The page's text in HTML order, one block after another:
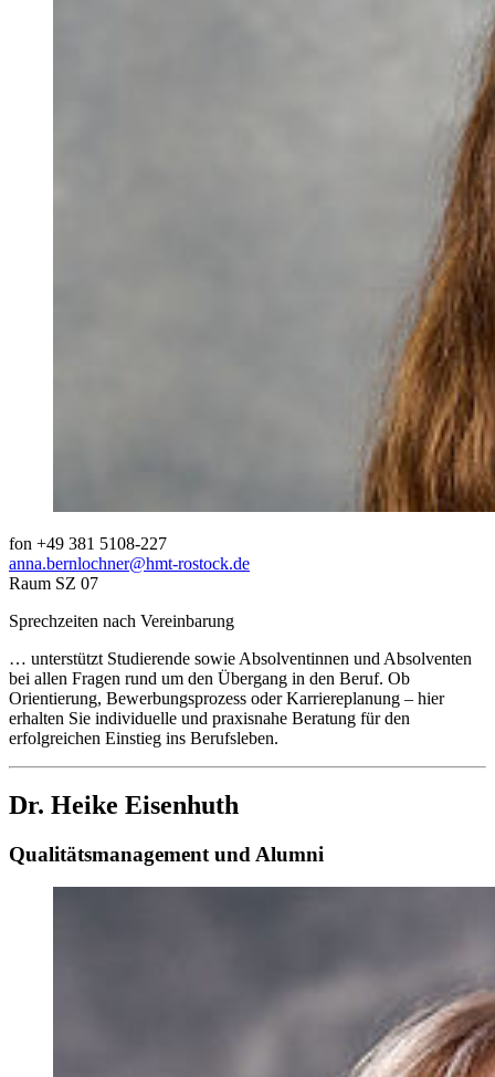
fon +49 381 5108-227
anna.bernlochner@hmt-rostock.de
Raum SZ 07
Sprechzeiten nach Vereinbarung
… unterstützt Studierende sowie Absolventinnen und Absolventen
bei allen Fragen rund um den Übergang in den Beruf. Ob
Orientierung, Bewerbungsprozess oder Karriereplanung – hier
erhalten Sie individuelle und praxisnahe Beratung für den
erfolgreichen Einstieg ins Berufsleben.
Dr. Heike Eisenhuth
Qualitätsmanagement und Alumni